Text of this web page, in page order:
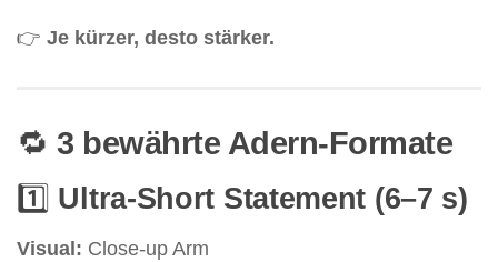
👉 Je kürzer, desto stärker.
🔁 3 bewährte Adern-Formate
1️⃣ Ultra-Short Statement (6–7 s)
Visual: Close-up Arm